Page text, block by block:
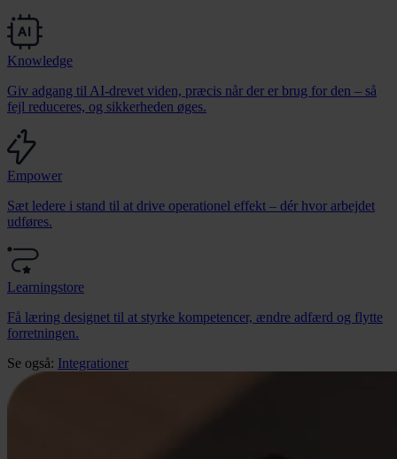
Knowledge
Giv adgang til AI-drevet viden, præcis når der er brug for den – så
fejl reduceres, og sikkerheden øges.
Empower
Sæt ledere i stand til at drive operationel effekt – dér hvor arbejdet
udføres.
Learningstore
Få læring designet til at styrke kompetencer, ændre adfærd og flytte
forretningen.
Se også: Integrationer